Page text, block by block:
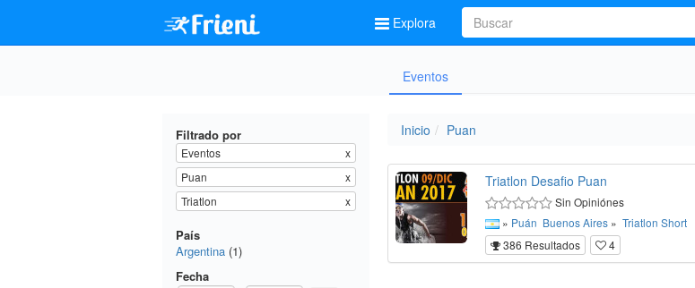
Explora
Eventos
Filtrado por
Eventos
x
Puan
x
Triatlon
x
País
Argentina (1)
Fecha
Inicio Puan
Triatlon Desafio Puan
Sin Opiniónes
» Puán Buenos Aires» Triatlon Short
386 Resultados
4